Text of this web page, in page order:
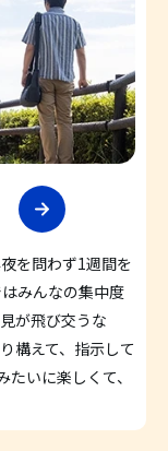
を問わず1週間を
みんなの集中度
が飛び交うな
構えて、指示して
いに楽しくて、